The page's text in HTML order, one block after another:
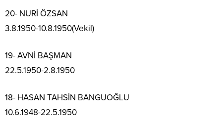
20- NURİ ÖZSAN
3.8.1950-10.8.1950(Vekil)
19- AVNİ BAŞMAN
22.5.1950-2.8.1950
18- HASAN TAHSİN BANGUOĞLU
10.6.1948-22.5.1950